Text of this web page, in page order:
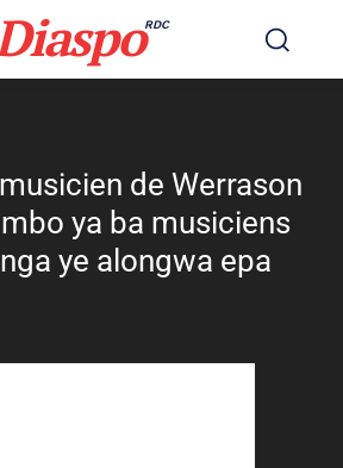
RDC
de Werrason
ya ba musiciens
ye alongwa epa